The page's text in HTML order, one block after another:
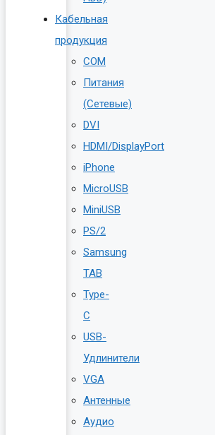
Кабельная
продукция
COM
Питания
(Сетевые)
DVI
HDMI/DisplayPort
iPhone
MicroUSB
MiniUSB
PS/2
Samsung
TAB
Type-
C
USB-
Удлинители
VGA
Антенные
Аудио